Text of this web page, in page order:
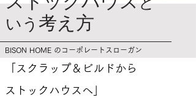
BISON HOME のコーポレートスローガン
「スクラップ＆ビルドから
ストックハウスへ」
いう 考え方